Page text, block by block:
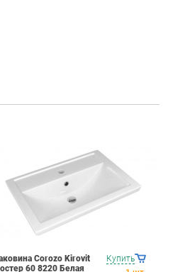
Купить
Corozo Kirovit
60 8220 Белая